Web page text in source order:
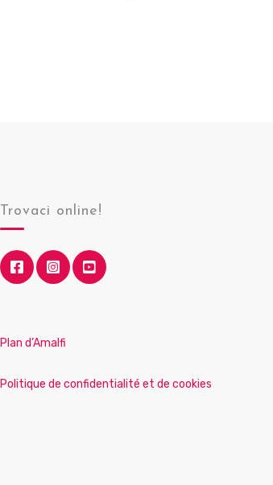
Trovaci online!
Plan d’Amalfi
Politique de confidentialité et de cookies